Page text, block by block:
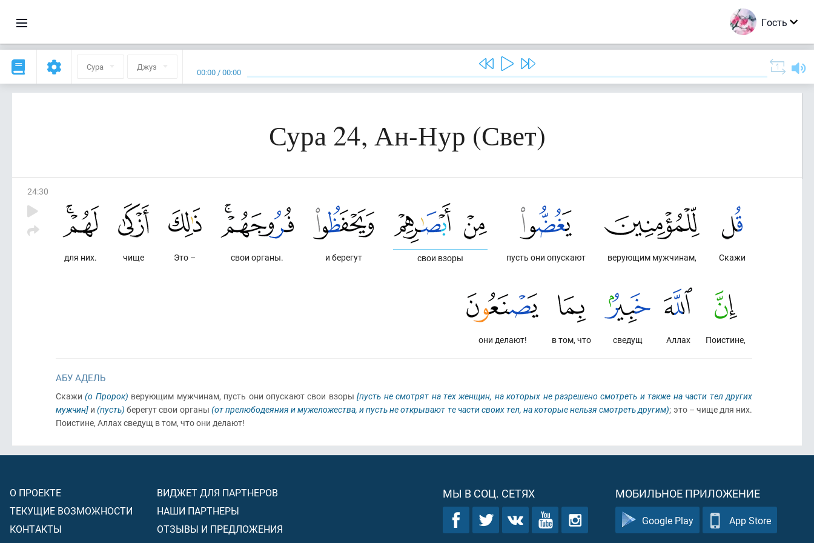
Гость
Сура Джуз 00:00 /00:00
Сура 24, Ан-Нур (Свет)
24:30
Скажи
верующим мужчинам,
пусть они опускают
свои взоры
и берегут
свои органы.
Это –
чище
для них.
Поистине,
Аллах
сведущ
в том, что
они делают!
АБУ АДЕЛЬ
Скажи(о Пророк) верующим мужчинам, пусть они опускают свои взоры[пусть не смотрят на тех женщин, на которых не разрешено смотреть и также на части тел других
мужчин] и(пусть) берегут свои органы (от прелюбодеяния и мужеложества, и пусть не открывают те части своих тел, на которые нельзя смотреть другим); это – чище для них.
Поистине, Аллах сведущ в том, что они делают!
О ПРОЕКТЕ
ТЕКУЩИЕ ВОЗМОЖНОСТИ
КОНТАКТЫ
ВИДЖЕТ ДЛЯ ПАРТНЕРОВ
НАШИ ПАРТНЕРЫ
ОТЗЫВЫ И ПРЕДЛОЖЕНИЯ
МЫ В СОЦ. СЕТЯХ МОБИЛЬНОЕ ПРИЛОЖЕНИЕ
Google Play App Store